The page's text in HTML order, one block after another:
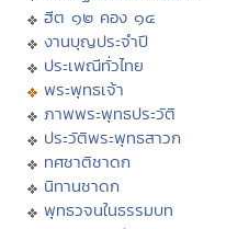
ฮีต ๑๒ คอง ๑๔
งานบุญประจำปี
ประเพณีทั่วไทย
พระพุทธเจ้า
ภาพพระพุทธประวัติ
ประวัติพระพุทธสาวก
ทศชาติชาดก
นิทานชาดก
พุทธวจนในธรรมบท